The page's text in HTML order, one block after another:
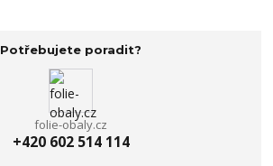
Potřebujete poradit?
folie-obaly.cz
+420 602 514 114